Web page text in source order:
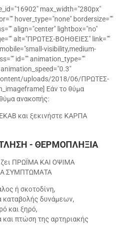
max_width="280px"
hover_type="none" bordersize=""
align="center" lightbox="no"
alt="ΠΡΩΤΕΣ-ΒΟΗΘΕΙΕΣ" link=""
visibility,medium-
id="" animation_type=""
uploads/2018/06/ΠΡΩΤΕΣ-
Εάν το θύμα
ανακοπής:
και ξεκινήστε ΚΑΡΠΑ
- ΘΕΡΜΟΠΛΗΞΙΑ
ΠΡΩΪΜΑ ΚΑΙ ΟΨΙΜΑ
ΣΥΜΠΤΩΜΑΤΑ
ή σκοτοδίνη,
καταβολής δυνάμεων,
και ξηρό,
και πτώση της αρτηριακής